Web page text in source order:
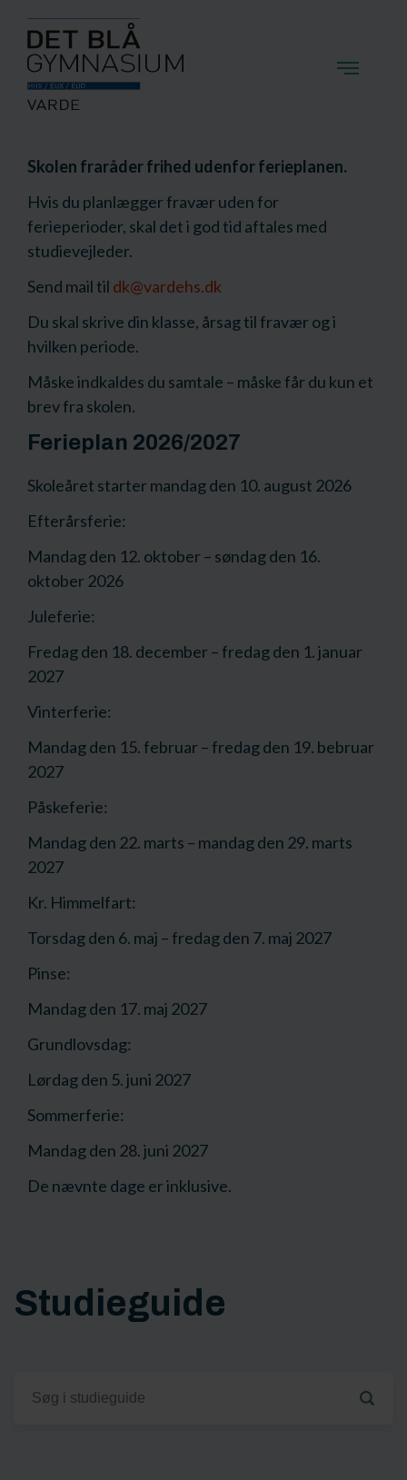
Skolen fraråder frihed udenfor ferieplanen.
Hvis du planlægger fravær uden for
ferieperioder, skal det i god tid aftales med
studievejleder.
Send mail til dk@vardehs.dk
Du skal skrive din klasse, årsag til fravær og i
hvilken periode.
Måske indkaldes du samtale – måske får du kun et
brev fra skolen.
Ferieplan 2026/2027
Skoleåret starter mandag den 10. august 2026
Efterårsferie:
Mandag den 12. oktober – søndag den 16.
oktober 2026
Juleferie:
Fredag den 18. december – fredag den 1. januar
2027
Vinterferie:
Mandag den 15. februar – fredag den 19. bebruar
2027
Påskeferie:
Mandag den 22. marts – mandag den 29. marts
2027
Kr. Himmelfart:
Torsdag den 6. maj – fredag den 7. maj 2027
Pinse:
Mandag den 17. maj 2027
Grundlovsdag:
Lørdag den 5. juni 2027
Sommerferie:
Mandag den 28. juni 2027
De nævnte dage er inklusive.
Studieguide